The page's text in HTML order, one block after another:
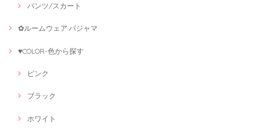
パンツ/スカート
✿ルームウェア·パジャマ
♥COLOR-色から探す
ピンク
ブラック
ホワイト